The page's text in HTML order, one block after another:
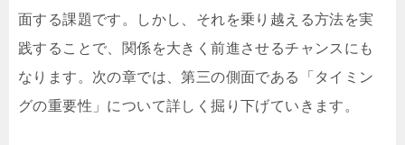
面する課題です。しかし、それを乗り越える方法を実
践することで、関係を大きく前進させるチャンスにも
なります。次の章では、第三の側面である「タイミン
グの重要性」について詳しく掘り下げていきます。